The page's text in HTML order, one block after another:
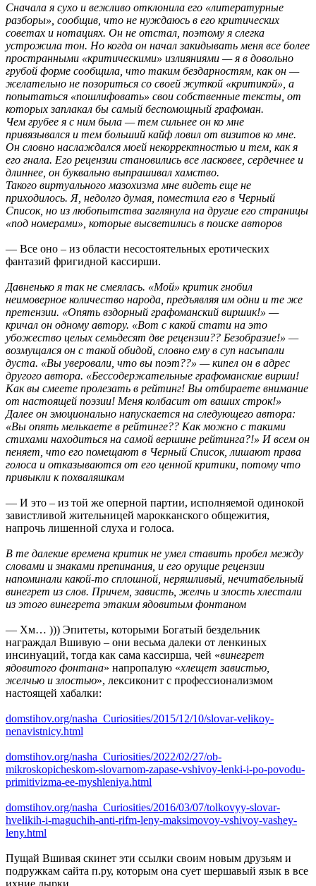
Сначала я сухо и вежливо отклонила его «литературные
разборы», сообщив, что не нуждаюсь в его критических
советах и нотациях. Он не отстал, поэтому я слегка
устрожила тон. Но когда он начал закидывать меня все более
пространными «критическими» излияниями — я в довольно
грубой форме сообщила, что таким бездарностям, как он —
желательно не позориться со своей жуткой «критикой», а
попытаться «пошлифовать» свои собственные тексты, от
которых заплакал бы самый беспомощный графоман.
Чем грубее я с ним была — тем сильнее он ко мне
привязывался и тем больший кайф ловил от визитов ко мне.
Он словно наслаждался моей некорректностью и тем, как я
его гнала. Его рецензии становились все ласковее, сердечнее и
длиннее, он буквально выпрашивал хамство.
Такого виртуального мазохизма мне видеть еще не
приходилось. Я, недолго думая, поместила его в Черный
Список, но из любопытства заглянула на другие его страницы
«под номерами», которые высветились в поиске авторов
— Все оно – из области несостоятельных еротических
фантазий фригидной кассирши.
Давненько я так не смеялась. «Мой» критик гнобил
неимоверное количество народа, предъявляя им одни и те же
претензии. «Опять вздорный графоманский виршик!» —
кричал он одному автору. «Вот с какой стати на это
убожество целых семьдесят две рецензии?? Безобразие!» —
возмущался он с такой обидой, словно ему в суп насыпали
дуста. «Вы уверовали, что вы поэт??» — кипел он в адрес
другого автора. «Бессодержательные графоманские вирши!
Как вы смеете пролезать в рейтинг! Вы отбираете внимание
от настоящей поэзии! Меня колбасит от ваших строк!»
Далее он эмоционально напускается на следующего автора:
«Вы опять мелькаете в рейтинге?? Как можно с такими
стихами находиться на самой вершине рейтинга?!» И всем он
пеняет, что его помещают в Черный Список, лишают права
голоса и отказываются от его ценной критики, потому что
привыкли к похваляшкам
— И это – из той же оперной партии, исполняемой одинокой
завистливой жительницей марокканского общежития,
напрочь лишенной слуха и голоса.
В те далекие времена критик не умел ставить пробел между
словами и знаками препинания, и его орущие рецензии
напоминали какой-то сплошной, неряшливый, нечитабельный
винегрет из слов. Причем, зависть, желчь и злость хлестали
из этого винегрета этаким ядовитым фонтаном
— Хм… ))) Эпитеты, которыми Богатый бездельник
награждал Вшивую – они весьма далеки от ленкиных
инсинуаций, тогда как сама кассирша, чей «винегрет
ядовитого фонтана» напропалую «хлещет завистью,
желчью и злостью», лексиконит с профессионализмом
настоящей хабалки:
domstihov.org/nasha_Curiosities/2015/12/10/slovar-velikoy-
nenavistnicy.html
domstihov.org/nasha_Curiosities/2022/02/27/ob-
mikroskopicheskom-slovarnom-zapase-vshivoy-lenki-i-po-povodu-
primitivizma-ee-myshleniya.html
domstihov.org/nasha_Curiosities/2016/03/07/tolkovyy-slovar-
hvelikih-i-maguchih-anti-rifm-leny-maksimovoy-vshivoy-vashey-
leny.html
Пущай Вшивая скинет эти ссылки своим новым друзьям и
подружкам сайта п.ру, которым она сует шершавый язык в все
ихние дырки…